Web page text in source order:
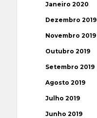
Janeiro 2020
Dezembro 2019
Novembro 2019
Outubro 2019
Setembro 2019
Agosto 2019
Julho 2019
Junho 2019